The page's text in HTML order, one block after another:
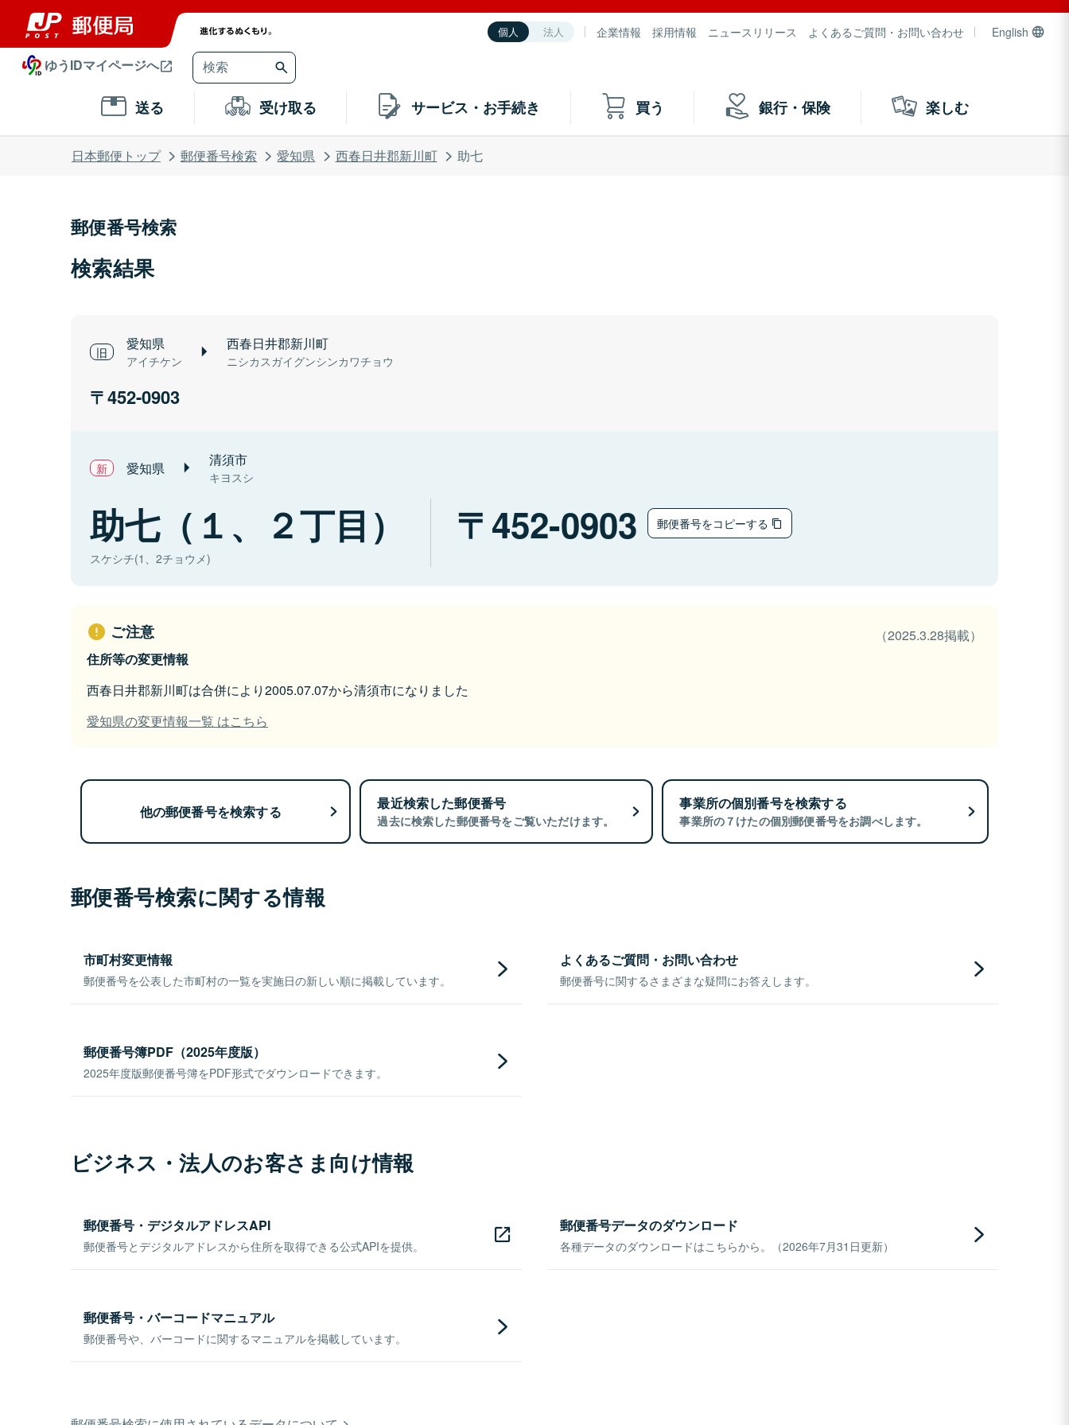
個人 法人 企業情報 採用情報 ニュースリリース よくあるご質問・お問い合わせ English
ゆうIDマイページへ
送る 受け取る サービス・お手続き 買う 銀行・保険 楽しむ
日本郵便トップ 郵便番号検索 愛知県 西春日井郡新川町 助七
郵便番号検索
検索結果
愛知県
アイチケン
西春日井郡新川町
ニシカスガイグンシンカワチョウ
452-0903
愛知県 清須市
キヨスシ
助七（１、２丁目）
スケシチ(1、2チョウメ)
452-0903 郵便番号をコピーする
ご注意
（2025.3.28掲載）
住所等の変更情報
西春日井郡新川町は合併により2005.07.07から清須市になりました
愛知県の変更情報一覧 はこちら
他の郵便番号を検索する 最近検索した郵便番号
過去に検索した郵便番号をご覧いただけます。
事業所の個別番号を検索する
事業所の７けたの個別郵便番号をお調べします。
郵便番号検索に関する情報
市町村変更情報
郵便番号を公表した市町村の一覧を実施日の新しい順に掲載しています。
よくあるご質問・お問い合わせ
郵便番号に関するさまざまな疑問にお答えします。
郵便番号簿PDF（2025年度版）
2025年度版郵便番号簿をPDF形式でダウンロードできます。
ビジネス・法人のお客さま向け情報
郵便番号・デジタルアドレスAPI
郵便番号とデジタルアドレスから住所を取得できる公式APIを提供。
郵便番号データのダウンロード
各種データのダウンロードはこちらから。（2026年7月31日更新）
郵便番号・バーコードマニュアル
郵便番号や、バーコードに関するマニュアルを掲載しています。